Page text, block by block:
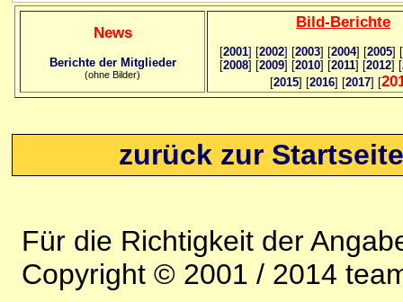
News
Berichte der Mitglieder
(ohne Bilder)
Bild-Berichte
[2001] [2002] [2003] [2004] [2005] [
[2008] [2009] [2010] [2011] [2012] [
[2015] [2016] [2017] [
zurück zur
Für die Richtigkeit der
Copyright © 2001 / 2014